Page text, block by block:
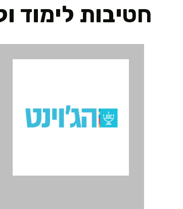
חטיבות לימוד